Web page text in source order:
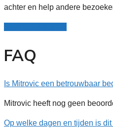
achter en help andere
FAQ
Is Mitrovic een betrouwbaar
Mitrovic heeft nog geen
Op welke dagen en tijden is